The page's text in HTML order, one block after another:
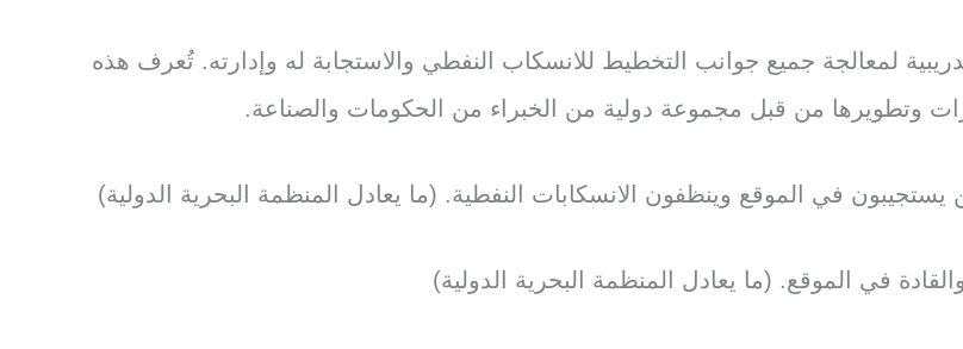
لمعالجة جميع جوانب التخطيط للانسكاب النفطي والاستجابة له وإدارته. تُعرف هذه
في الموقع وينظفون الانسكابات النفطية. (ما يعادل المنظمة البحرية الدولية)
في الموقع. (ما يعادل المنظمة البحرية الدولية)